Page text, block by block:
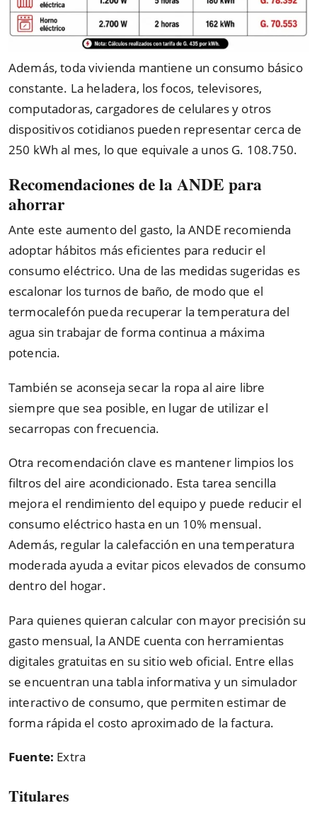
Además, toda vivienda mantiene un consumo básico
constante. La heladera, los focos, televisores,
computadoras, cargadores de celulares y otros
dispositivos cotidianos pueden representar cerca de
250 kWh al mes, lo que equivale a unos G. 108.750.
Recomendaciones de la ANDE para
ahorrar
Ante este aumento del gasto, la ANDE recomienda
adoptar hábitos más eficientes para reducir el
consumo eléctrico. Una de las medidas sugeridas es
escalonar los turnos de baño, de modo que el
termocalefón pueda recuperar la temperatura del
agua sin trabajar de forma continua a máxima
potencia.
También se aconseja secar la ropa al aire libre
siempre que sea posible, en lugar de utilizar el
secarropas con frecuencia.
Otra recomendación clave es mantener limpios los
filtros del aire acondicionado. Esta tarea sencilla
mejora el rendimiento del equipo y puede reducir el
consumo eléctrico hasta en un 10% mensual.
Además, regular la calefacción en una temperatura
moderada ayuda a evitar picos elevados de consumo
dentro del hogar.
Para quienes quieran calcular con mayor precisión su
gasto mensual, la ANDE cuenta con herramientas
digitales gratuitas en su sitio web oficial. Entre ellas
se encuentran una tabla informativa y un simulador
interactivo de consumo, que permiten estimar de
forma rápida el costo aproximado de la factura.
Fuente: Extra
Titulares